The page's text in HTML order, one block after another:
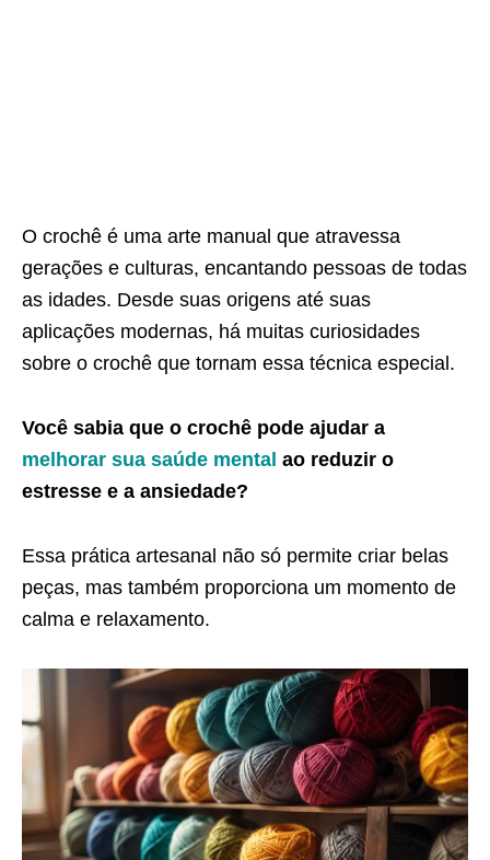
O crochê é uma arte manual que atravessa
gerações e culturas, encantando pessoas de todas
as idades. Desde suas origens até suas
aplicações modernas, há muitas curiosidades
sobre o crochê que tornam essa técnica especial.
Você sabia que o crochê pode ajudar a
melhorar sua saúde mental ao reduzir o
estresse e a ansiedade?
Essa prática artesanal não só permite criar belas
peças, mas também proporciona um momento de
calma e relaxamento.